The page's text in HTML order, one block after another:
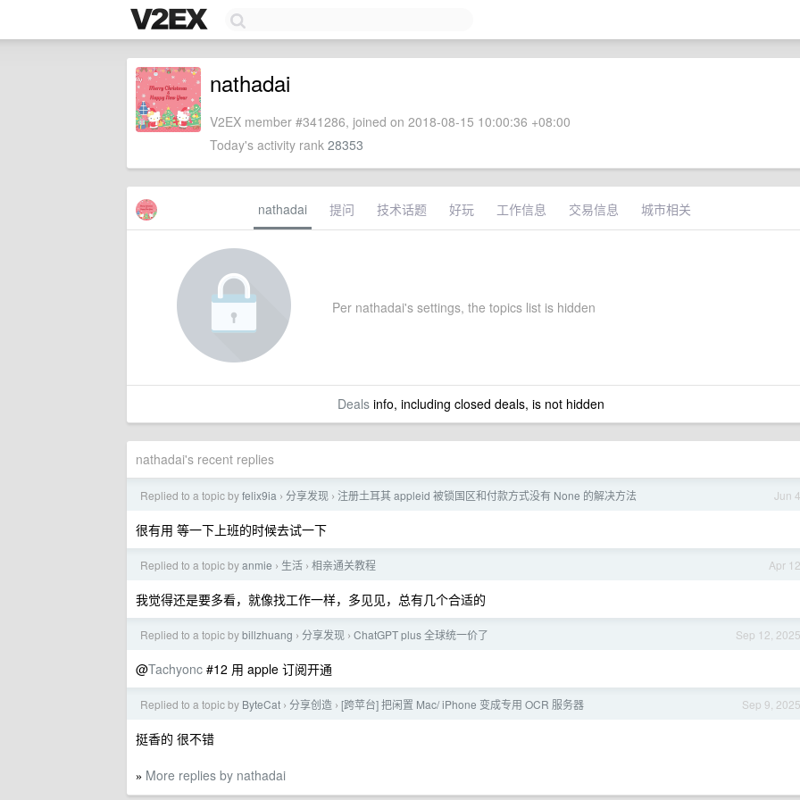
nathadai
V2EX member #341286, joined on 2018-08-15 10:00:36 +08:00
Today's activity rank 28353
nathadai 提问 技术话题 好玩 工作信息 交易信息 城市相关
Per nathadai's settings, the topics list is hidden
Dealsinfo, including closed deals, is not hidden
nathadai's recent replies
Jun 4
Replied to a topic byfelix9ia › 分享发现 › 注册土耳其 appleid 被锁国区和付款方式没有 None 的解决方法
很有用 等一下上班的时候去试一下
Apr 12
Replied to a topic byanmie › 生活 › 相亲通关教程
我觉得还是要多看，就像找工作一样，多见见，总有几个合适的
Sep 12, 2025
Replied to a topic bybillzhuang › 分享发现 › ChatGPT plus 全球统一价了
@Tachyonc #12 用 apple 订阅开通
Sep 9, 2025
Replied to a topic by ByteCat › 分享创造 › [跨苹台] 把闲置 Mac/ iPhone 变成专用 OCR 服务器
挺香的 很不错
» More replies by nathadai